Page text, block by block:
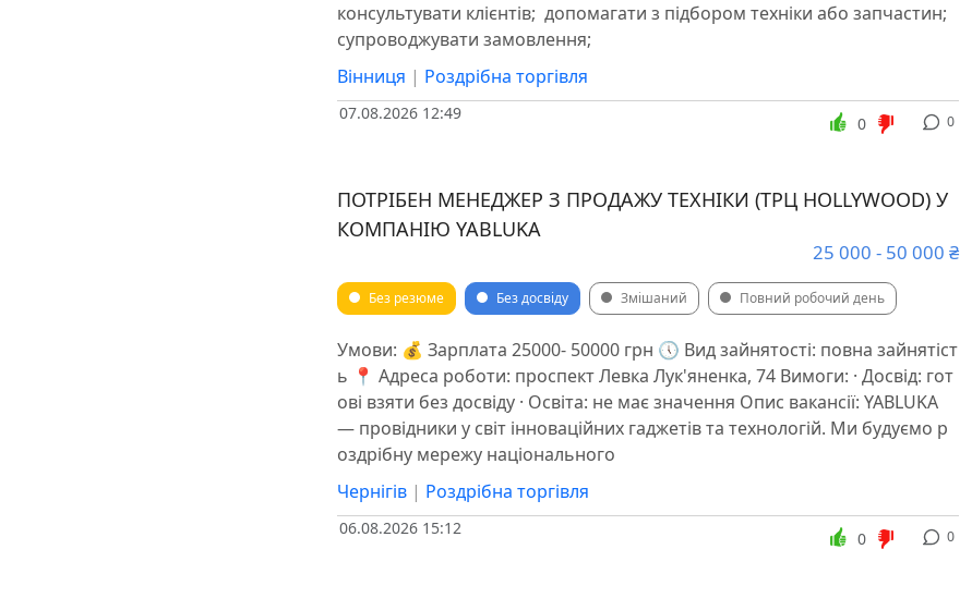
консультувати клієнтів; ️ допомагати з підбором техніки або запчастин; ️
супроводжувати замовлення; ️
Вінниця | Роздрібна торгівля
07.08.2026 12:49 0
0
ПОТРІБЕН МЕНЕДЖЕР З ПРОДАЖУ ТЕХНІКИ (ТРЦ HOLLYWOOD) У
КОМПАНІЮ YABLUKA
25 000 - 50 000 ₴
Без резюме Без досвіду Змішаний Повний робочий день
Умови: 💰 Зарплата 25000- 50000 грн 🕔 Вид зайнятості: повна зайнятіст
ь 📍 Адреса роботи: проспект Левка Лук'яненка, 74 Вимоги: · Досвід: гот
ові взяти без досвіду · Освіта: не має значення Опис вакансії: YABLUKA
— провідники у світ інноваційних гаджетів та технологій. Ми будуємо р
оздрібну мережу національного
Чернігів | Роздрібна торгівля
06.08.2026 15:12 0
0